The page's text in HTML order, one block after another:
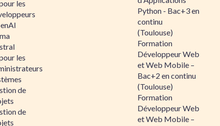
les
les
de
de
Python - Bac+3 en
continu
(Toulouse)
Formation
Développeur Web
et Web Mobile –
Bac+2 en continu
(Toulouse)
Formation
Développeur Web
et Web Mobile –